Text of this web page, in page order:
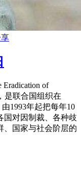
Eradication of
是联合国组织在
1993年起把每年10
国对因制裁、各种歧
、国家与社会阶层的